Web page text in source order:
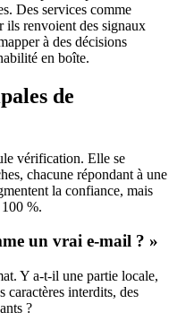
Des services comme
renvoient des signaux
à des décisions
en boîte.
de
vérification. Elle se
chacune répondant à une
la confiance, mais
%.
un vrai e-mail ? »
Y a-t-il une partie locale,
caractères interdits, des
?